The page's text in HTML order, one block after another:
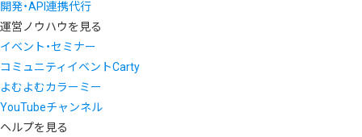
開発・API連携代行
運営ノウハウを見る
イベント・セミナー
コミュニティイベントCarty
よむよむカラーミー
YouTubeチャンネル
ヘルプを見る